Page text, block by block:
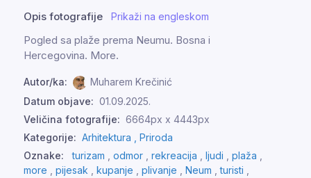
Opis fotografije Prikaži na engleskom
Pogled sa plaže prema Neumu. Bosna i
Hercegovina. More.
Autor/ka:
Muharem Krečinić
Datum objave: 01.09.2025.
Veličina fotografije: 6664px x 4443px
Kategorije: Arhitektura , Priroda
Oznake:
turizam , odmor , rekreacija , ljudi , plaža ,
more , pijesak , kupanje , plivanje , Neum ,turisti ,